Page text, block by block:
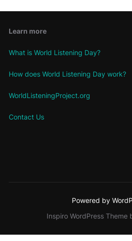
Learn more
What is World Listening Day?
How does World Listening Day work?
WorldListeningProject.org
Contact Us
Powered by
Inspiro WordPress Theme